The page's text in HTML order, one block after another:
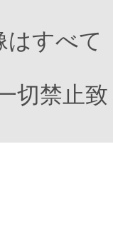
はすべ
切禁止